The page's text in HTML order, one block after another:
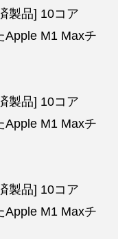
製品] 10コア
Apple M1 Maxチ
製品] 10コア
Apple M1 Maxチ
製品] 10コア
Apple M1 Maxチ